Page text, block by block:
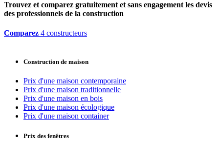
Trouvez et comparez gratuitement et sans engagement les devis
des professionnels de la construction
Comparez 4 constructeurs
Construction de maison
Prix d'une maison contemporaine
Prix d'une maison traditionnelle
Prix d'une maison en bois
Prix d'une maison écologique
Prix d'une maison container
Prix des fenêtres